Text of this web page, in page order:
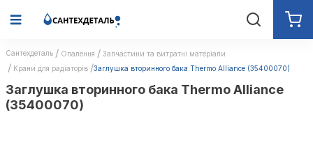
Сантехдеталь Опалення
Запчастини та витратні матеріали
Крани для радіаторів
Заглушка вторинного бака Thermo Alliance (35400070)
Заглушка вторинного бака Thermo Alliance
(35400070)